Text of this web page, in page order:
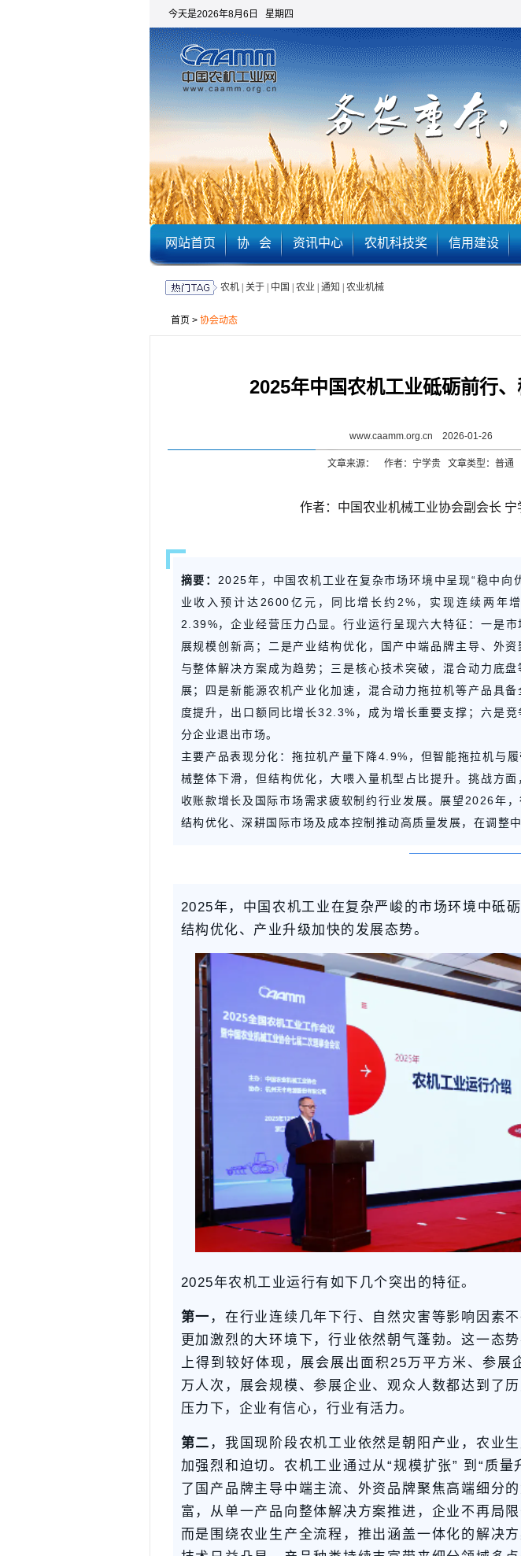
今天是2026年8月6日 星期四
网站首页 协 会 资讯中心 农机科技奖 信用建设
农机| 关于| 中国 农业| 通知 农业机械
首页 > 协会动态
2025年中国农机工业砥砺前行
www.caamm.org.cn 2026-01-26
文章来源： 作者：宁学贵 文章类型：普通
作者：中国农业机械工业协会副会长 宁
摘要： 2025年，中国农机工业在复杂市场环境中呈现“稳中向
业收入预计达2600亿元，同比增长约2%，实现连续两年
2.39%，企业经营压力凸显。行业运行呈现六大特征：一是
展规模创新高；二是产业结构优化，国产中端品牌主导、外
与整体解决方案成为趋势；三是核心技术突破，混合动力底
展；四是新能源农机产业化加速，混合动力拖拉机等产品具
度提升，出口额同比增长32.3%，成为增长重要支撑；六是
分企业退出市场。
主要产品表现分化：拖拉机产量下降4.9%，但智能拖拉机与
械整体下滑，但结构优化，大喂入量机型占比提升。挑战方
收账款增长及国际市场需求疲软制约行业发展。展望2026年
结构优化、深耕国际市场及成本控制推动高质量发展，在调整中
2025年，中国农机工业在复杂严峻的市场环境中砥
结构优化、产业升级加快的发展态势。
2025年农机工业运行有如下几个突出的特征。
第一 ，在行业连续几年下行、自然灾害等影响因素
更加激烈的大环境下，行业依然朝气蓬勃。这一态
上得到较好体现，展会展出面积25万平方米、参展
万人次，展会规模、参展企业、观众人数都达到了
压力下，企业有信心，行业有活力。
第二 ，我国现阶段农机工业依然是朝阳产业，农业
加强烈和迫切。农机工业通过从“规模扩张” 到“质量
了国产品牌主导中端主流、外资品牌聚焦高端细分
富，从单一产品向整体解决方案推进，企业不再局
而是围绕农业生产全流程，推出涵盖一体化的解决